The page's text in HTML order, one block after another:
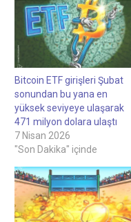
Bitcoin ETF girişleri Şubat
sonundan bu yana en
yüksek seviyeye ulaşarak
471 milyon dolara ulaştı
7 Nisan 2026
"Son Dakika" içinde